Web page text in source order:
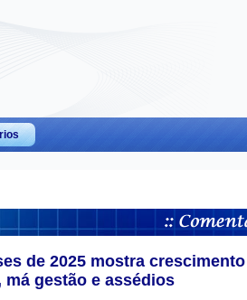
de 2025 mostra
gestão e assédios